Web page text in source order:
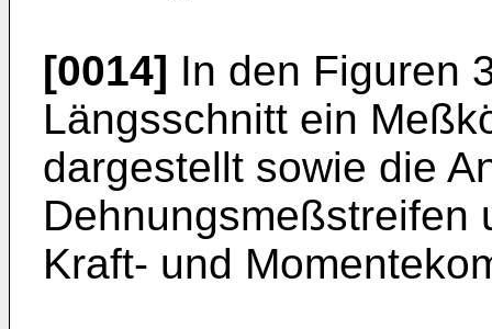
[0014] In den Figuren
Längsschnitt ein
dargestellt sowie die
Dehnungsmeßstreifen
Kraft- und